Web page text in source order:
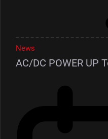
News
AC/DC POWER UP